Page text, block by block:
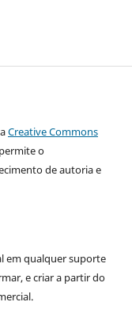
Creative Commons
o
de autoria e
em qualquer suporte
e criar a partir do